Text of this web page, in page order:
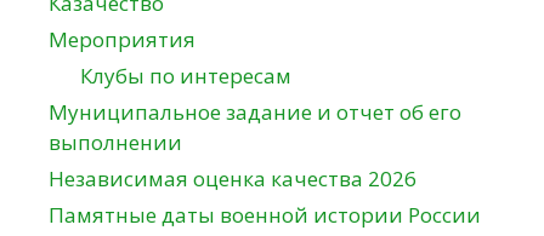
Мероприятия
Клубы по интересам
Муниципальное задание и отчет об его
выполнении
Независимая оценка качества 2026
Памятные даты военной истории России